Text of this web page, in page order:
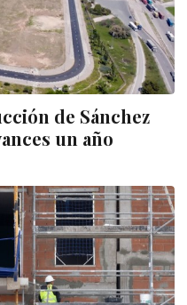
de Sánchez
un año